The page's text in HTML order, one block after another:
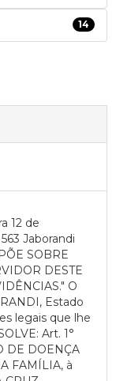
14
12 de
Jaborandi
SOBRE
DESTE
O
Estado
legais que lhe
Art. 1°
DE DOENÇA
FAMÍLIA, à